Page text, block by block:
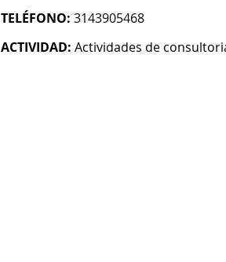
TELÉFONO: 3143905468
ACTIVIDAD: Actividades de